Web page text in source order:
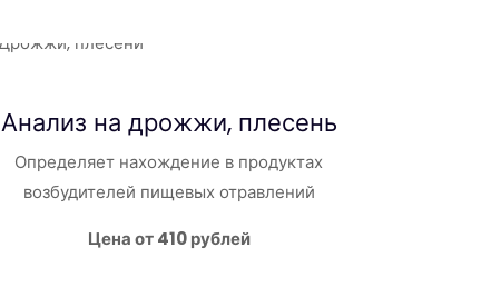
Анализ на дрожжи, плесень
Определяет нахождение в продуктах
возбудителей пищевых отравлений
Цена от 410 рублей